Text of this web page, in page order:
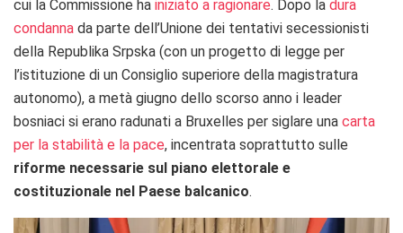
cui la Commissione ha iniziato a ragionare. Dopo la dura
condanna da parte dell’Unione dei tentativi secessionisti
della Republika Srpska (con un progetto di legge per
l’istituzione di un Consiglio superiore della magistratura
autonomo), a metà giugno dello scorso anno i leader
bosniaci si erano radunati a Bruxelles per siglare una carta
per la stabilità e la pace, incentrata soprattutto sulle
riforme necessarie sul piano elettorale e
costituzionale nel Paese balcanico.